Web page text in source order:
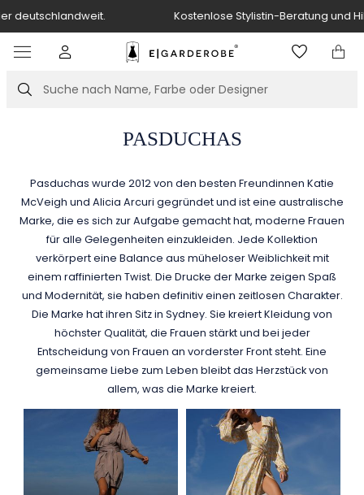
Kostenlose Stylistin-Beratung und Hilfe bei der Outfit-Auswahl.
Suche
PASDUCHAS
Pasduchas wurde 2012 von den besten Freundinnen Katie
McVeigh und Alicia Arcuri gegründet und ist eine australische
Marke, die es sich zur Aufgabe gemacht hat, moderne Frauen
für alle Gelegenheiten einzukleiden. Jede Kollektion
verkörpert eine Balance aus müheloser Weiblichkeit mit
einem raffinierten Twist. Die Drucke der Marke zeigen Spaß
und Modernität, sie haben definitiv einen zeitlosen Charakter.
Die Marke hat ihren Sitz in Sydney. Sie kreiert Kleidung von
höchster Qualität, die Frauen stärkt und bei jeder
Entscheidung von Frauen an vorderster Front steht. Eine
gemeinsame Liebe zum Leben bleibt das Herzstück von
allem, was die Marke kreiert.